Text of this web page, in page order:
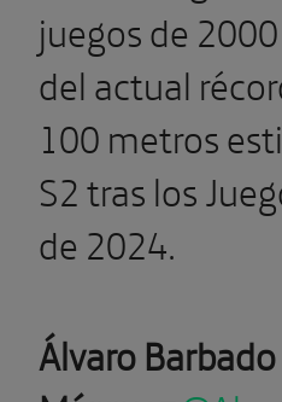
juegos de
del actual
100 metros
S2 tras los
de 2024.
Álvaro Barbado